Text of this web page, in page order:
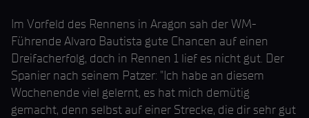
Im Vorfeld des Rennens in Aragon sah der WM-
Führende Alvaro Bautista gute Chancen auf einen
Dreifacherfolg, doch in Rennen 1 lief es nicht gut. Der
Spanier nach seinem Patzer: "Ich habe an diesem
Wochenende viel gelernt, es hat mich demütig
gemacht, denn selbst auf einer Strecke, die dir sehr gut